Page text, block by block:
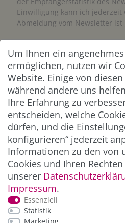
Einwilligung kann ich jederzeit
Abmeldung vom Newsletter
** Hierbei
ZAHLUNG & VERSAND
*Alle Preise inkl. der gesetzl. MwSt. zzgl.
Um Ihnen ein
ermöglichen, nutzen wir
Website. Einige von
während andere uns
Ihre Erfahrung zu
entscheiden, welche
dürfen, und die
konfigurieren“ jederzeit
Informationen zu den von
Cookies und Ihren
unserer
Impressum.
Essenziell
Statistik